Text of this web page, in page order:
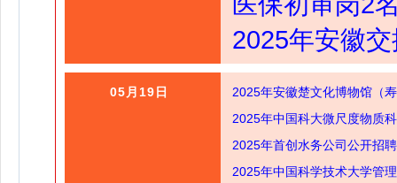
2025年安徽
05月19日
2025年安徽楚文化博物馆（
2025年中国科大微尺度物质
2025年首创水务公司公开招
2025年中国科学技术大学管